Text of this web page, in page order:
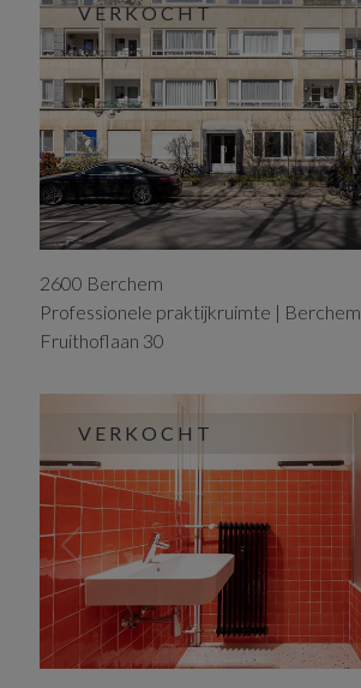
VERKOCHT
2600 Berchem
Fruithoflaan 30
Professionele praktijkruimte | Berchem
VERKOCHT